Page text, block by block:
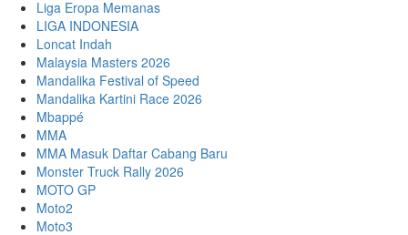
Liga Eropa Memanas
LIGA INDONESIA
Loncat Indah
Malaysia Masters 2026
Mandalika Festival of Speed
Mandalika Kartini Race 2026
Mbappé
MMA
MMA Masuk Daftar Cabang Baru
Monster Truck Rally 2026
MOTO GP
Moto2
Moto3